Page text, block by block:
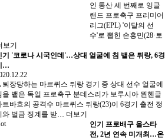
인 통산 세 번째로 잉글
랜드 프로축구 프리미어
리그(EPL) '이달의 선
수'로 뽑힌 손흥민(28·토
보기
기 '코로나 시국인데'…상대 얼굴에 침 뱉은 튀랑, 6경
…
장당하는 마르퀴스 튀랑 경기 중 상대 선수 얼굴에
을 뱉은 독일 프로축구 분데스리가 보루시아 묀헨글
트바흐의 공격수 마르퀴스 튀랑(23)이 6경기 출전 정
와 벌금 징계를 받… 더보기
인기 프로배구 올스타
전, 2년 연속 미개최…온